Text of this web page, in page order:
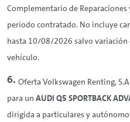
Complementario de
periodo contratado. No incluye
hasta 10/08/2026 salvo variación
vehículo.
Oferta Volkswagen Renting,
para un AUDI Q5 SPORTBACK
dirigida a particulares y